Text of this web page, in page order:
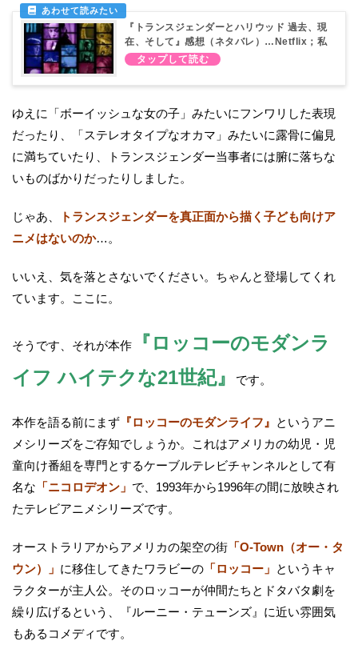
『トランスジェンダーとハリウッド 過去、現
在、そして』感想（ネタバレ）…Netflix；私
はここにいる
ゆえに「ボーイッシュな女の子」みたいにフンワリした表現
だったり、「ステレオタイプなオカマ」みたいに露骨に偏見
に満ちていたり、トランスジェンダー当事者には腑に落ちな
いものばかりだったりしました。
じゃあ、
トランスジェンダーを真正面から描く子ども向けア
ニメはないのか…。
いいえ、気を落とさないでください。ちゃんと登場してくれ
ています。ここに。
そうです、それが本作
『ロッコーのモダンラ
イフ ハイテクな21世紀』
です。
本作を語る前にまず 『ロッコーのモダンライフ』 というアニ
メシリーズをご存知でしょうか。これはアメリカの幼児・児
童向け番組を専門とするケーブルテレビチャンネルとして有
名な 「ニコロデオン」 で、1993年から1996年の間に放映され
たテレビアニメシリーズです。
オーストラリアからアメリカの架空の街 「O-Town（オー・タ
ウン）」 に移住してきたワラビーの 「ロッコー」 というキャ
ラクターが主人公。そのロッコーが仲間たちとドタバタ劇を
繰り広げるという、『ルーニー・テューンズ』に近い雰囲気
もあるコメディです。